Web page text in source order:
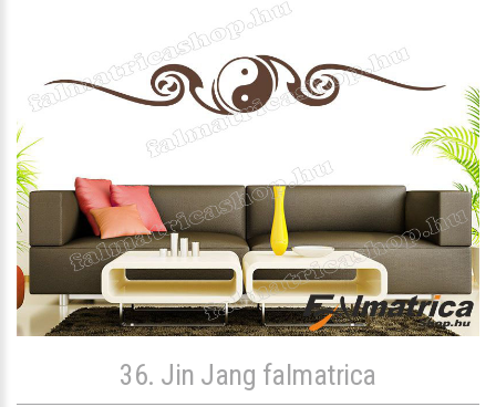
36. Jin Jang falmatrica